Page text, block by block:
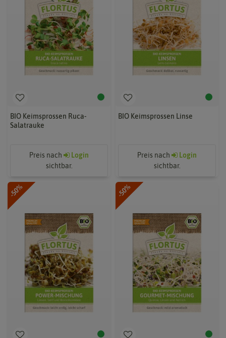
BIO Keimsprossen Ruca-
Salatrauke
Preis nach
Login
sichtbar.
BIO Keimsprossen Linse
Preis nach
Login
sichtbar.
-50% -50%